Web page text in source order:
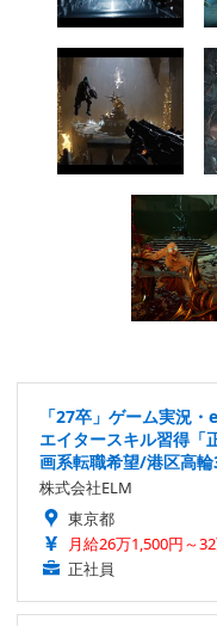
「27卒」ゲーム実況
エイタースキル習得「
画系転職希望/港区高輪
株式会社ELM
東京都
月給26万1,500円～
正社員